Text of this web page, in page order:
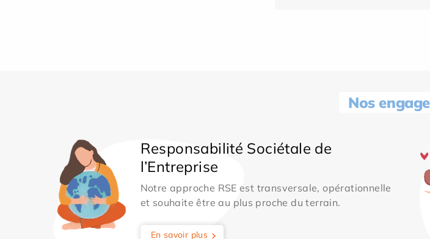
Nos
Responsabilité Sociétale de
l’Entreprise
Notre approche RSE est transversale, opérationnelle
et souhaite être au plus proche du terrain.
En savoir plus